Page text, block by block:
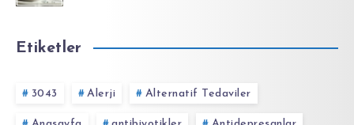
Etiketler
3043 Alerji Alternatif Tedaviler